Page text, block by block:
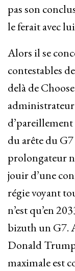
pas son
le ferait avec
Alors il se
contestables
delà de
du arête du
prolongateur
jouir d’une
régie voyant
n’est qu’en
bizuth un G7.
Donald
maximale est